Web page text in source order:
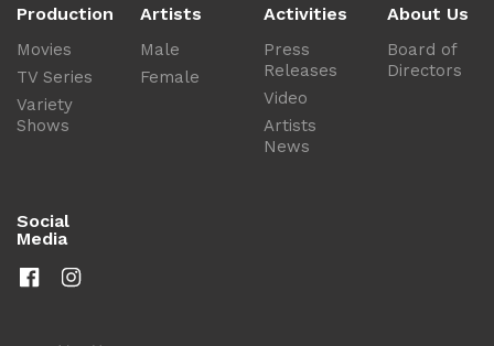
Production
Movies
TV Series
Variety
Shows
Artists
Male
Female
Activities
Press
Releases
Video
Artists
News
About Us
Board of
Directors
Social
Media